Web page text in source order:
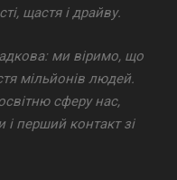
щастя і драйву.
ми віримо, що
мільйонів людей.
сферу нас,
перший контакт зі